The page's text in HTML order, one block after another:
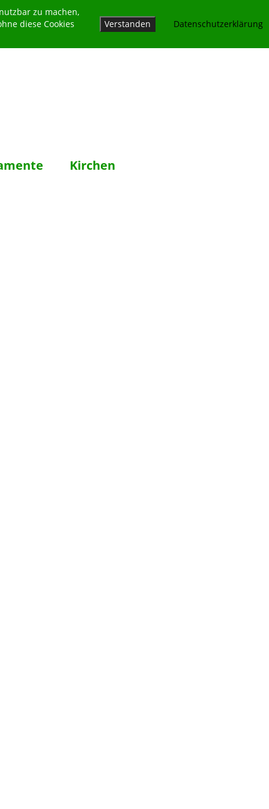
Kirchen
zu machen,
diese Cookies
Verstanden Datenschutzerklärung